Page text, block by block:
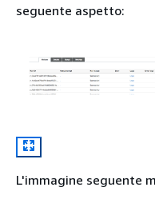
seguente aspetto:
L'immagine seguente